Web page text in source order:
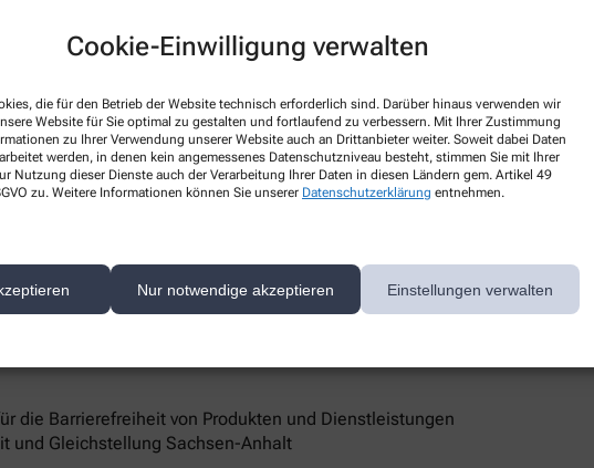
Cookie-Einwilligung verwalten
die für den Betrieb der Website technisch erforderlich sind. Darüber hinaus verwenden wir
Website für Sie optimal zu gestalten und fortlaufend zu verbessern. Mit Ihrer Zustimmung
zu Ihrer Verwendung unserer Website auch an Drittanbieter weiter. Soweit dabei Daten
werden, in denen kein angemessenes Datenschutzniveau besteht, stimmen Sie mit Ihrer
Nutzung dieser Dienste auch der Verarbeitung Ihrer Daten in diesen Ländern gem. Artikel 49
zu. Weitere Informationen können Sie unserer Datenschutzerklärung entnehmen.
Nur notwendige akzeptieren Einstellungen verwalten
teilen Sie uns mit, auf welcher Seite und bei welcher Funktion Sie auf
auf unserer Website. Sie können uns auch über folgende
Fürstenberg
keine zufriedenstellenden Antworten erhalten, können Sie
unterstützt Sie dabei, ihre Rechte geltend zu machen. Sie können
die Barrierefreiheit von Produkten und Dienstleistungen
und Gleichstellung Sachsen-Anhalt